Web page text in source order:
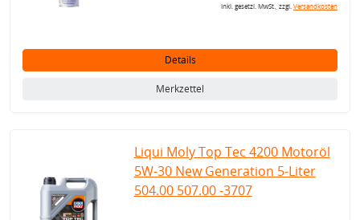
inkl. gesetzl. MwSt., zzgl.Versandkosten
Details
Merkzettel
Liqui Moly Top Tec 4200 Motoröl
5W-30 New Generation 5-Liter
504.00 507.00 -3707